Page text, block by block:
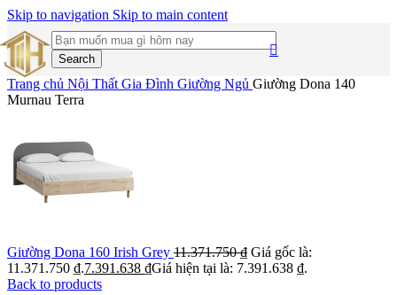
Skip to navigation Skip to main content
Search
Trang chủ Nội Thất Gia Đình Giường Ngủ Giường Dona 140
Murnau Terra
Giường Dona 160 Irish Grey 11.371.750₫ Giá gốc là:
11.371.750 ₫.7.391.638 ₫Giá hiện tại là: 7.391.638 ₫.
Back to products